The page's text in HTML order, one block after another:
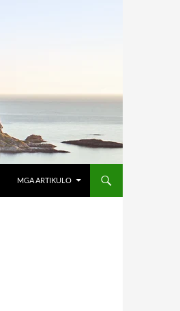
MGA ARTIKULO